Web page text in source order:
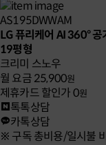
AS195DWWAM
LG 퓨리케어 AI 360°
19평형
크리미 스노우
월 요금25,900원
제휴카드 할인가0원
톡톡상담
카톡상담
※ 구독 총비용/일시불